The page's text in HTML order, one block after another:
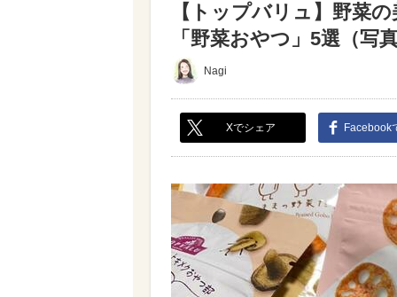
【トップバリュ】野菜
「野菜おやつ」5選（写
Nagi
Xでシェア Facebook